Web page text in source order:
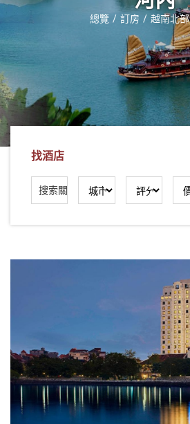
社
南
接
-
合
作
伴！
總覽 訂房 越南北部
找酒店